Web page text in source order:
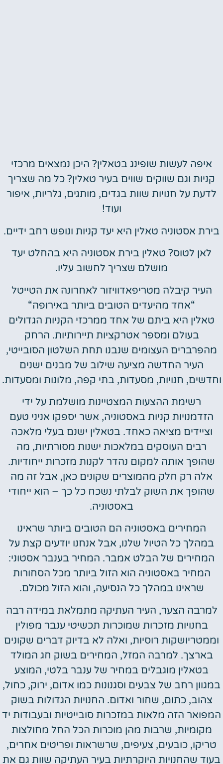
איפה לעשות שופינג בטאלין? היכן נמצאים מרכזי
קניות וגם שווקים שווים בעיר טאלין? כל מה שצריך
לדעת על חנויות שוות בגדים, מותגים, גלריות, איפור
ועוד!
בירת אסטוניה טאלין היא יעד קניות ונופש רחב ידיים.
לאן לטוס? טאלין בירת אסטוניה היא בהחלט יעד
מושלם שצריך לחשוב עליו.
העיר קיבלה מטריפאדוויזור לאחרונה את הטייטל
“אחד מהיעדים הטובים ביותר באירופה“
טאלין היא ביתם של אחד ממרכזי הקניות הגדולים
בעולם ומספר אטרקציות תיירותיות. הרחק
מהפרברים העצומים שנבנו תחת השלטון הסובייטי,
העיר החדשה מציעה שילוב של מבנים ישנים
וחדשים, חנויות, מסעדות, בתי קפה, מלונות ומסעדות.
רשימת ההצעות המצטיינות מושלמת על ידי
הזדמנויות קניות באסטוניה, אשר יספקו אניני טעם
וציידים מציאה כאחד. בטאלין ישנם בעלי מלאכה
רבים העוסקים במלאכות ישנות מסורתיות, מה
שהופך אותה למקום נהדר לקנות מזכרות ייחודיות.
אלה רק חלק מהמוצרים שקונים כאן, אבל זה מה
שהופך את השוק לבלתי נשכח כל כך – הוא ייחודי
באסטוניה.
המחירים באסטוניה הם הטובים ביותר שראינו
במהלך כל הטיול שלנו, אבל אנחנו יודעים קצת על
המחירים של הבלט אמבר. המחיר בענבר אסטוני:
המחיר באסטוניה הוא הזול ביותר מכל הסחורות
שראינו במהלך כל הנסיעה, והוא הזול מכולם.
למרבה הצער, העיר העתיקה מתמלאת במידה רבה
בחנויות מזכרות שמוכרות תכשיטי ענבר מפולין
וממטריושקות רוסיות, ואלה לא בדיוק דברים שקונים
בארצך. למרבה המזל, המחירים בשוק חג המולד
בטאלין מוגבלים במחיר של ענבר בלטי, המוצע
במגוון רחב של צבעים וסגנונות כמו אדום, ירוק, כחול,
צהוב, כתום, שחור ואדום. החנויות הגדולות בשוק
המפואר הזה מלאות במזכרות סובייטיות ובעבודות יד
מקומיות, שרבות מהן מוכרות הכל החל מחולצות
טריקו, כובעים, צעיפים, שרשראות ופריטים אחרים,
בעוד שהחנויות היוקרתיות בעיר העתיקה שוות גם את